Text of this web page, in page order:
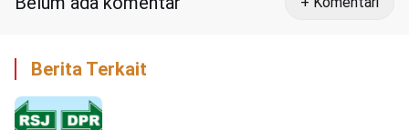
Berita Terkait